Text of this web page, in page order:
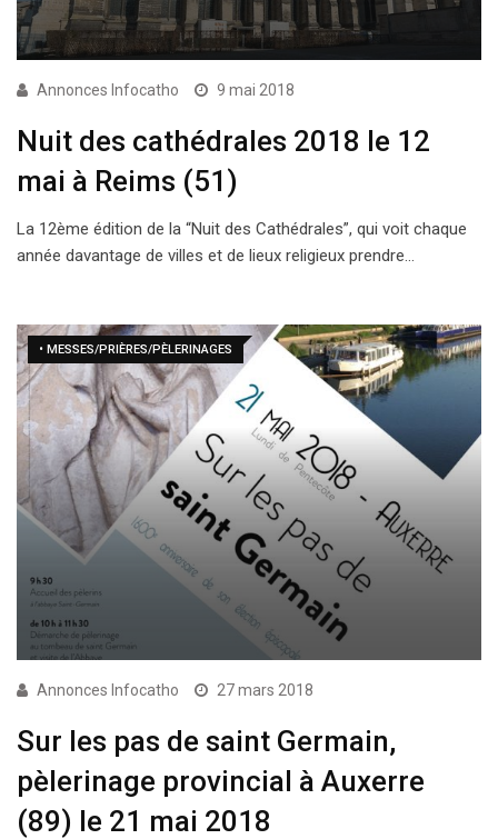
Annonces Infocatho 9 mai 2018
Nuit des cathédrales 2018 le 12
mai à Reims (51)
La 12ème édition de la “Nuit des Cathédrales”, qui voit chaque
année davantage de villes et de lieux religieux prendre…
• MESSES/PRIÈRES/PÈLERINAGES
Annonces Infocatho 27 mars 2018
Sur les pas de saint Germain,
pèlerinage provincial à Auxerre
(89) le 21 mai 2018